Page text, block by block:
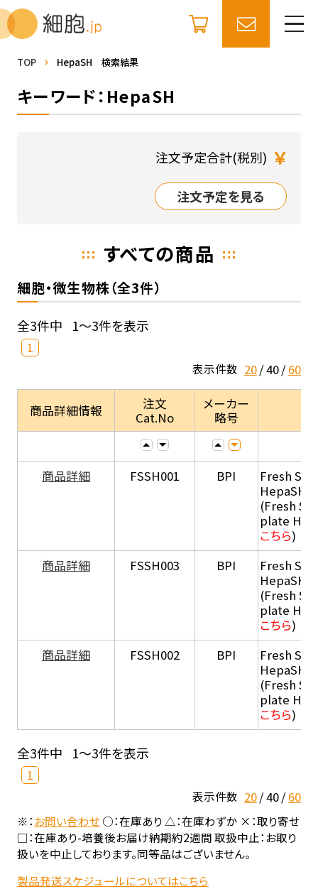
TOP HepaSH 検索結果
キーワード：HepaSH
注文予定合計(税別) ￥
注文予定を見る
すべての商品
細胞・微生物株（全3件）
全3件中 1～3件を表示
1
表示件数 20 40 60
商品詳細情報
注文
Cat.No
メーカー
略号
商品詳細 FSSH001 BPI
Fresh
HepaSH®
(Fresh
plate
こちら)
商品詳細
FSSH003 BPI
Fresh
HepaSH®
(Fresh
plate
こちら)
商品詳細
FSSH002 BPI
Fresh
HepaSH®
(Fresh
plate
こちら)
全3件中 1～3件を表示
1
表示件数 20 40 60
※：お問い合わせ○：在庫あり △：在庫わずか ×：取り寄せ
□：在庫あり-培養後お届け納期約2週間 取扱中止：お取り
扱いを中止しております。同等品はございません。
製品発送スケジュールについてはこちら